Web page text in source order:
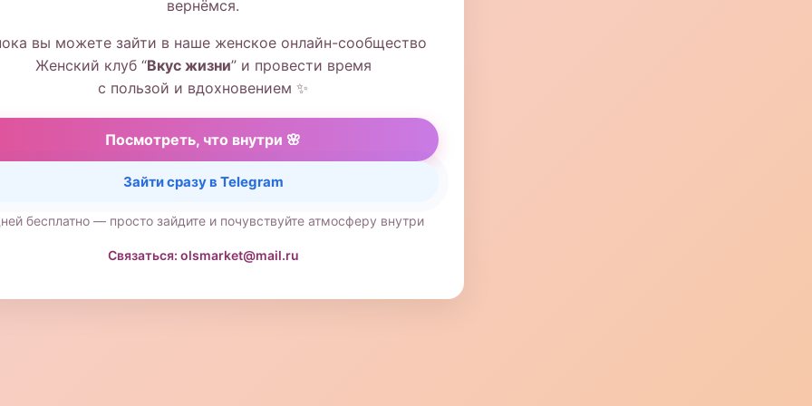
вернёмся.
вы можете зайти в наше женское онлайн-сообщество
Женский клуб “Вкус жизни” и провести время
с пользой и вдохновением ✨
Посмотреть, что внутри 🌸
Зайти сразу в Telegram
бесплатно — просто зайдите и почувствуйте атмосферу внутри
Связаться: olsmarket@mail.ru